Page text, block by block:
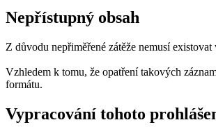
Nepřístupný obsah
Z důvodu nepřiměřené zátěže nemusí
Vzhledem k tomu, že opatření takových
formátu.
Vypracování tohoto